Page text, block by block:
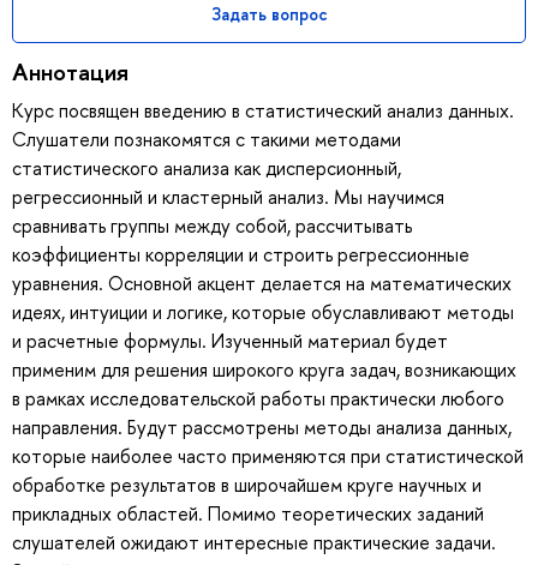
Задать вопрос
Аннотация
Курс посвящен введению в статистический анализ данных.
Слушатели познакомятся с такими методами
статистического анализа как дисперсионный,
регрессионный и кластерный анализ. Мы научимся
сравнивать группы между собой, рассчитывать
коэффициенты корреляции и строить регрессионные
уравнения. Основной акцент делается на математических
идеях, интуиции и логике, которые обуславливают методы
и расчетные формулы. Изученный материал будет
применим для решения широкого круга задач, возникающих
в рамках исследовательской работы практически любого
направления. Будут рассмотрены методы анализа данных,
которые наиболее часто применяются при статистической
обработке результатов в широчайшем круге научных и
прикладных областей. Помимо теоретических заданий
слушателей ожидают интересные практические задачи.